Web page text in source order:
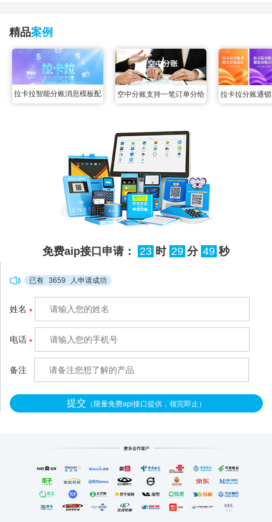
精品案例
拉卡拉智能分账消息模板配 空中分账支持一笔订单分给
以吗？
拉卡拉分账通
免费aip接口申请： 23 时 29 分 49 秒
已有 3659 人申请成功
姓名 *
电话 *
备注
提交 （限量免费api接口提供，领完即止）